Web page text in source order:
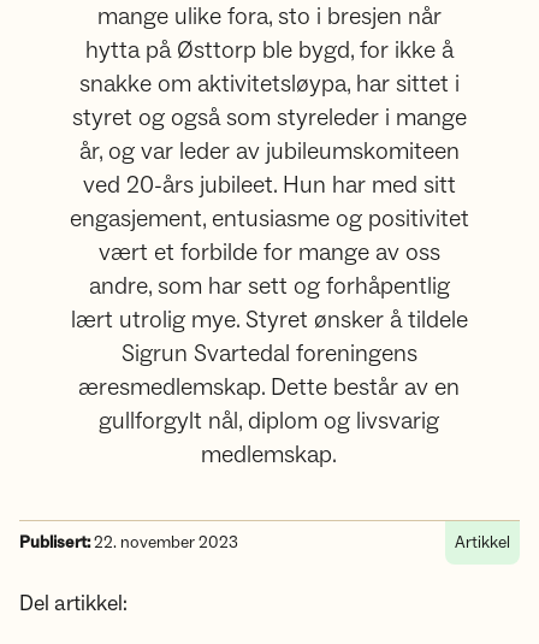
mange ulike fora, sto i bresjen når
hytta på Østtorp ble bygd, for ikke å
snakke om aktivitetsløypa, har sittet i
styret og også som styreleder i mange
år, og var leder av jubileumskomiteen
ved 20-års jubileet. Hun har med sitt
engasjement, entusiasme og positivitet
vært et forbilde for mange av oss
andre, som har sett og forhåpentlig
lært utrolig mye. Styret ønsker å tildele
Sigrun Svartedal foreningens
æresmedlemskap. Dette består av en
gullforgylt nål, diplom og livsvarig
medlemskap.
Publisert:22. november 2023 Artikkel
Del artikkel: